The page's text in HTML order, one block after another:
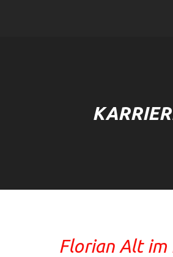
Sie befinden sich
Florian Alt im